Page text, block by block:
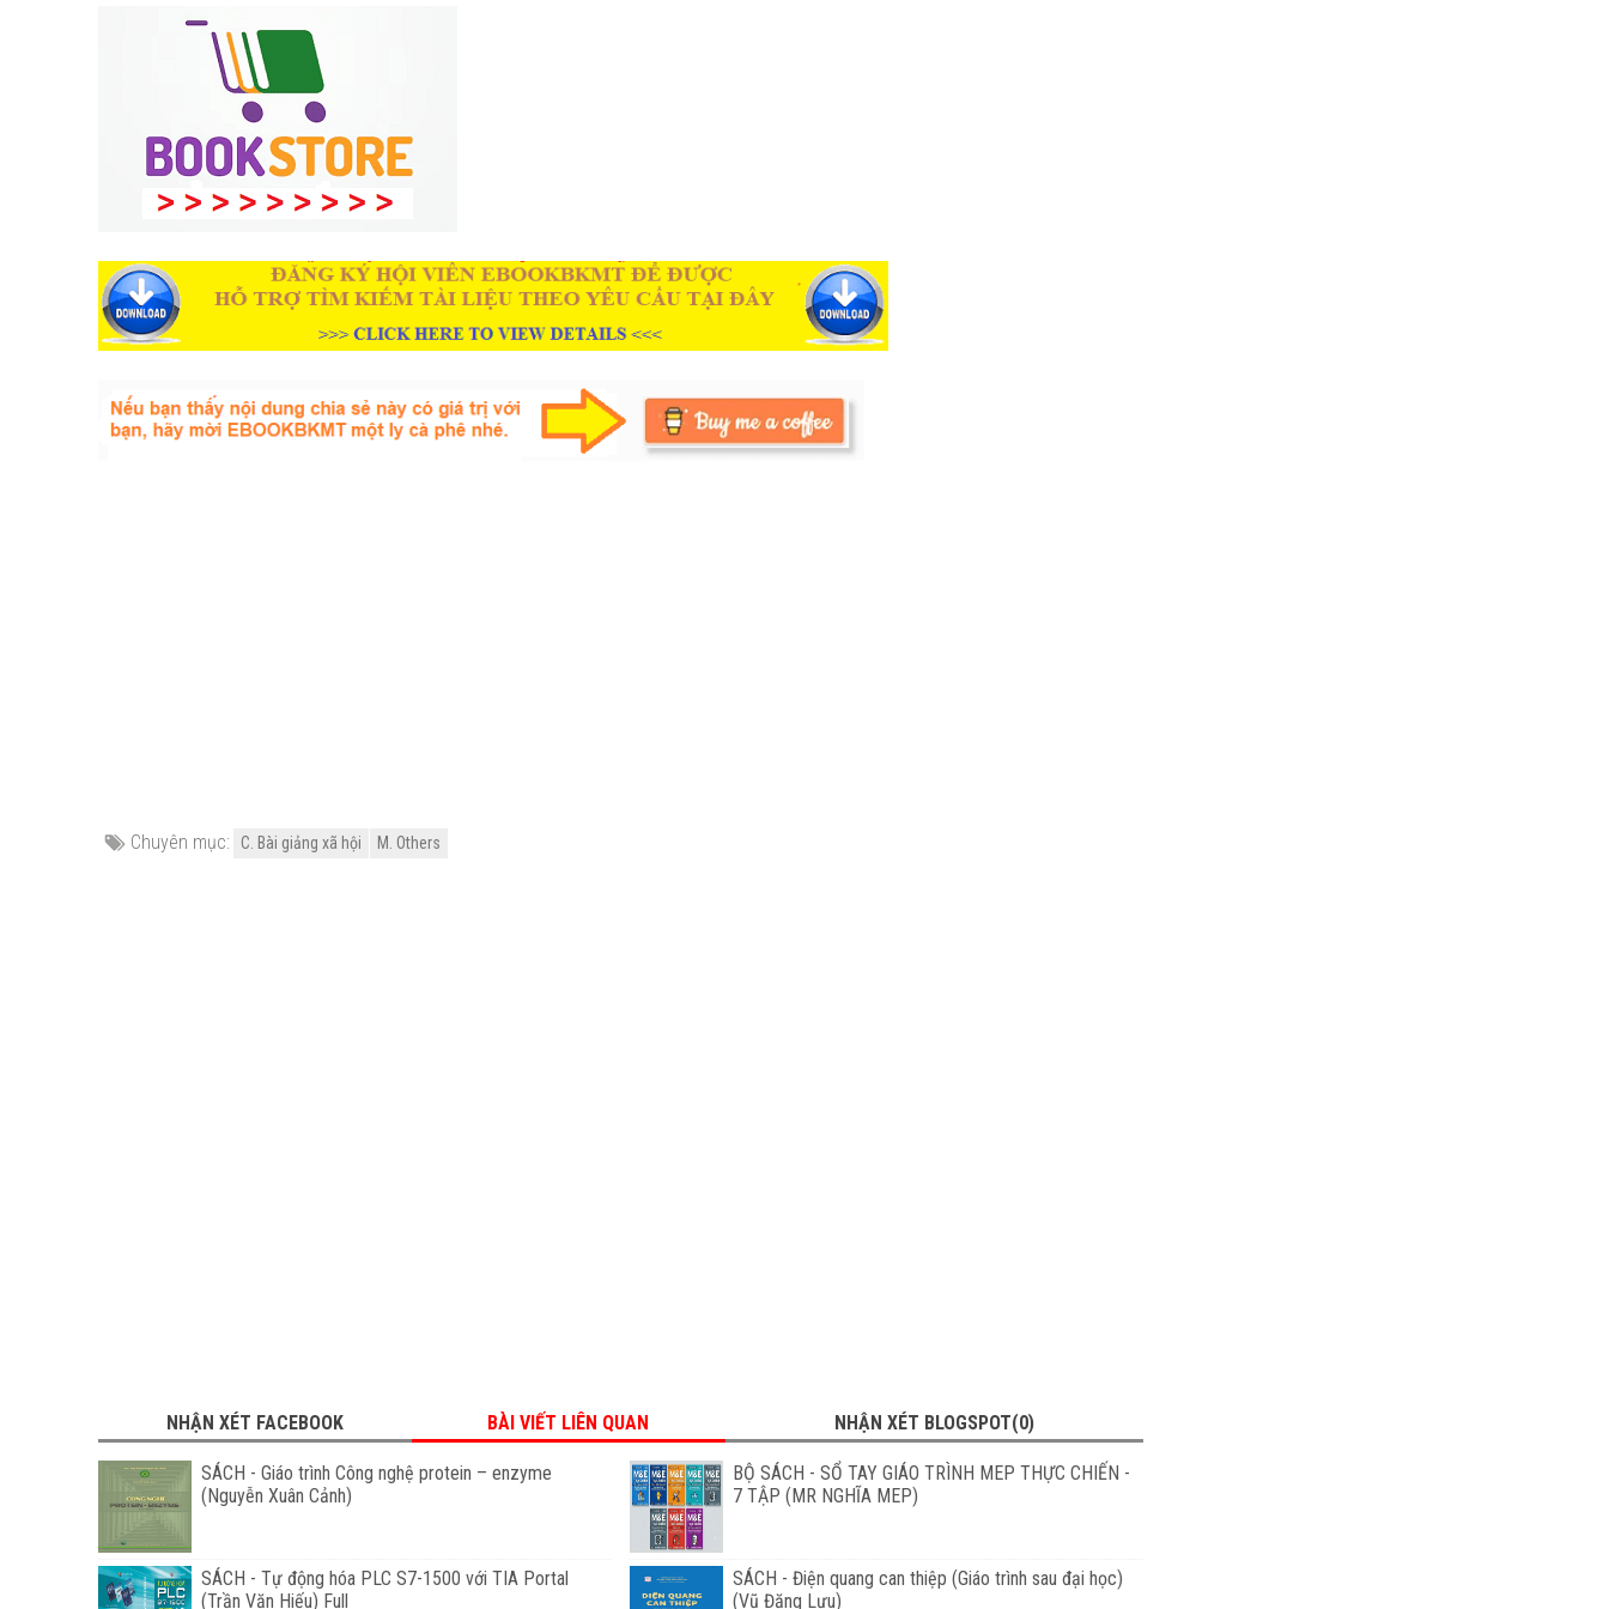
Chuyên mục: C. Bài giảng xã hội M. Others
NHẬN XÉT FACEBOOK BÀI VIẾT LIÊN QUAN NHẬN XÉT BLOGSPOT(0)
SÁCH - Giáo trình Công nghệ protein – enzyme
(Nguyễn Xuân Cảnh)
BỘ SÁCH - SỔ TAY GIÁO TRÌNH MEP THỰC CHIẾN -
7 TẬP (MR NGHĨA MEP)
SÁCH - Tự động hóa PLC S7-1500 với TIA Portal
(Trần Văn Hiếu) Full
SÁCH - Điện quang can thiệp (Giáo trình sau đại học)
(Vũ Đăng Lưu)